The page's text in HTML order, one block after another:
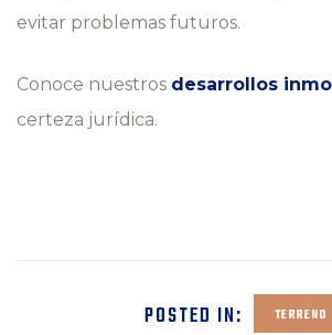
evitar problemas futuros.
Conoce nuestros desarrollos
certeza jurídica.
POSTED IN: TERRENO